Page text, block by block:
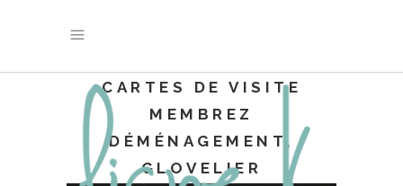
CARTES DE VISITE
MEMBREZ
DÉMÉNAGEMENT,
GLOVELIER